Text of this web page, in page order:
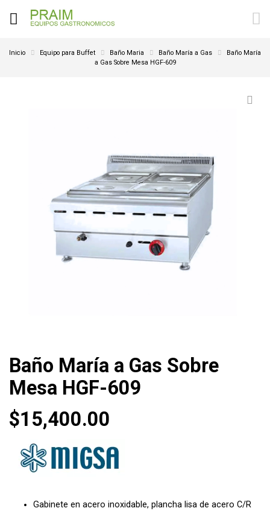
Inicio Equipo para Buffet Baño Maria Baño María a Gas
Baño María
a Gas Sobre Mesa HGF-609
Baño María a Gas Sobre
Mesa HGF-609
$15,400.00
Gabinete en acero inoxidable, plancha lisa de acero C/R